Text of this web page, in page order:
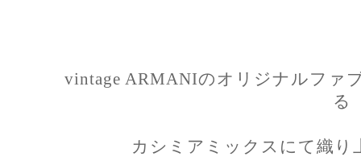
vintage ARMANIのオリジナルファ
る
カシミアミックスにて織り